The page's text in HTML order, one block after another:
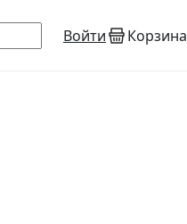
Войти Корзина